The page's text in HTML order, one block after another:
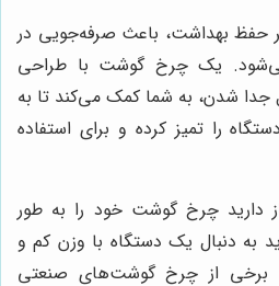
حفظ بهداشت، باعث صرفه‌جویی در
یک چرخ گوشت با طراحی
شدن، به شما کمک می‌کند تا به
را تمیز کرده و برای استفاده
دارید چرخ گوشت خود را به طور
به دنبال یک دستگاه با وزن کم و
برخی از چرخ گوشت‌های صنعتی